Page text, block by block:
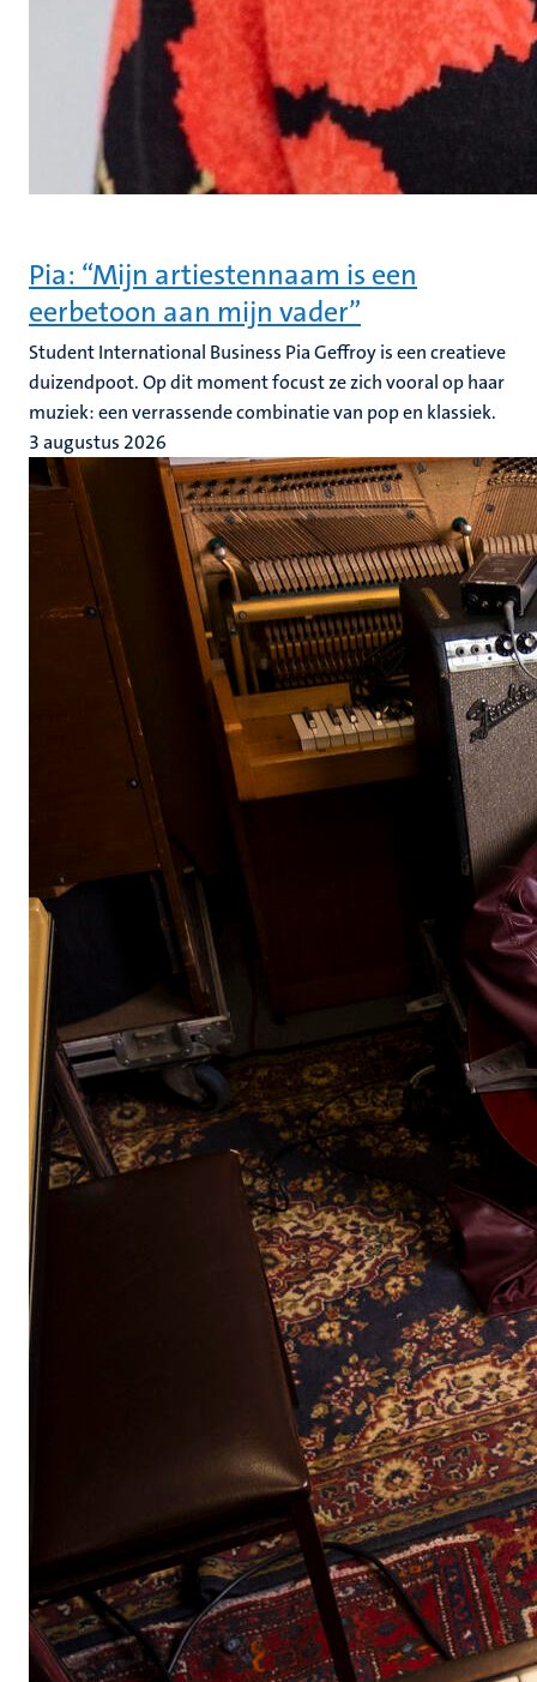
Pia: “Mijn artiestennaam is een
eerbetoon aan mijn vader”
Student International Business Pia Geffroy is een creatieve
duizendpoot. Op dit moment focust ze zich vooral op haar
muziek: een verrassende combinatie van pop en klassiek.
3 augustus 2026